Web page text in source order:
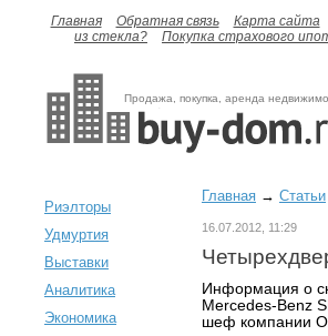
Главная Обратная связь Карта сайта
из стекла?
Покупка страхового
Продажа, покупка, аренда
Риэлторы
Удмуртия
Выставки
Аналитика
Экономика
Главная → Статьи
16.07.2012, 11:29
Информация о
Mercedes-Benz
шеф компании